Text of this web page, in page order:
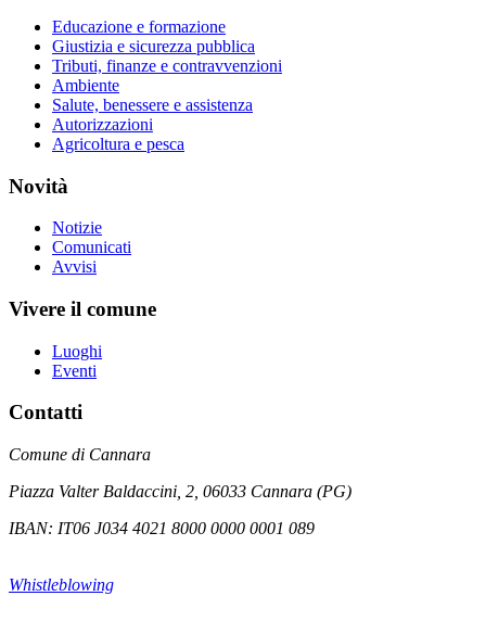
Educazione e formazione
Giustizia e sicurezza pubblica
Tributi, finanze e contravvenzioni
Ambiente
Salute, benessere e assistenza
Autorizzazioni
Agricoltura e pesca
Novità
Notizie
Comunicati
Avvisi
Vivere il comune
Luoghi
Eventi
Contatti
Comune di Cannara
Piazza Valter Baldaccini, 2, 06033 Cannara (PG)
IBAN: IT06 J034 4021 8000 0000 0001 089
Whistleblowing